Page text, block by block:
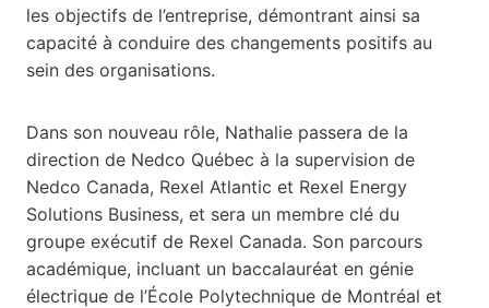
les objectifs de l’entreprise, démontrant ainsi sa
capacité à conduire des changements positifs au
sein des organisations.
Dans son nouveau rôle, Nathalie passera de la
direction de Nedco Québec à la supervision de
Nedco Canada, Rexel Atlantic et Rexel Energy
Solutions Business, et sera un membre clé du
groupe exécutif de Rexel Canada. Son parcours
académique, incluant un baccalauréat en génie
électrique de l’École Polytechnique de Montréal et